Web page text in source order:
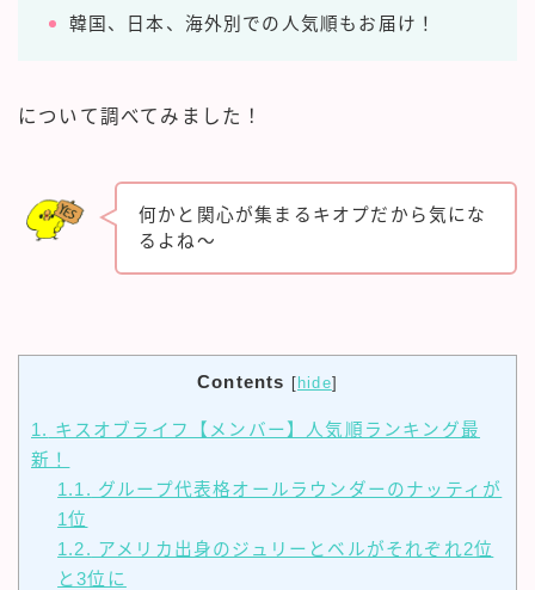
韓国、日本、海外別での人気順もお届け！
について調べてみました！
何かと関心が集まるキオプだから気にな
るよね〜
Contents [ hide]
1. キスオブライフ【メンバー】人気順ランキング最
新！
1.1. グループ代表格オールラウンダーのナッティが
1位
1.2. アメリカ出身のジュリーとベルがそれぞれ2位
と3位に